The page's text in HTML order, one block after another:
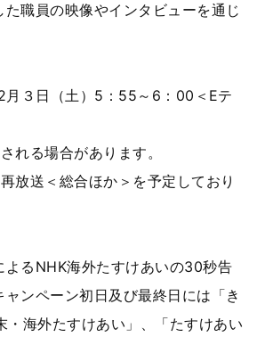
職員の映像やインタビューを通じ
３日（土）5：55～6：00＜Eテ
れる場合があります。
放送＜総合ほか＞を予定しており
よるNHK海外たすけあいの30秒告
ンペーン初日及び最終日には「き
・海外たすけあい」、「たすけあい